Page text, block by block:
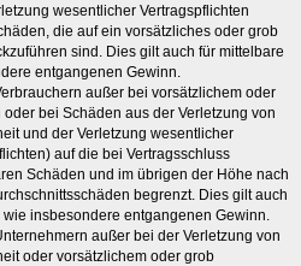
wesentlicher Vertragspflichten
die auf ein vorsätzliches oder grob
sind. Dies gilt auch für mittelbare
entgangenen Gewinn.
außer bei vorsätzlichem oder
bei Schäden aus der Verletzung von
und der Verletzung wesentlicher
auf die bei Vertragsschluss
Schäden und im übrigen der Höhe nach
begrenzt. Dies gilt auch
insbesondere entgangenen Gewinn.
außer bei der Verletzung von
oder vorsätzlichem oder grob